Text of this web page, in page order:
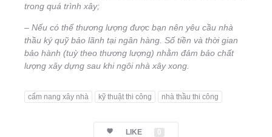
trong quá trình xây;
– Nếu có thể thương lượng được bạn nên yêu cầu nhà
thầu ký quỹ bảo lãnh tại ngân hàng. Số tiền và thời gian
bảo hành (tuỳ theo thương lượng) nhằm đảm bảo chất
lượng xây dựng sau khi ngôi nhà xây xong.
cẩm nang xây nhà kỹ thuật thi công nhà thầu thi công
LIKE 0